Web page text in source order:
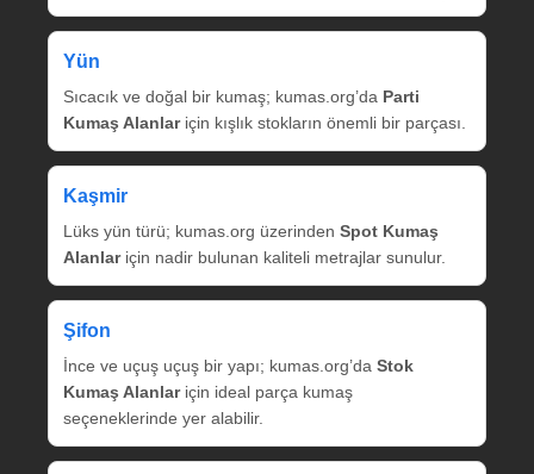
Yün
Sıcacık ve doğal bir kumaş; kumas.org’da Parti
Kumaş Alanlariçin kışlık stokların önemli bir parçası.
Kaşmir
Lüks yün türü; kumas.org üzerinden Spot Kumaş
Alanlariçin nadir bulunan kaliteli metrajlar sunulur.
Şifon
İnce ve uçuş uçuş bir yapı; kumas.org’da Stok
Kumaş Alanlariçin ideal parça kumaş
seçeneklerinde yer alabilir.